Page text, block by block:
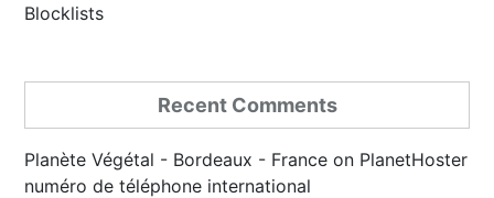
Blocklists
Recent Comments
Planète Végétal - Bordeaux - France on PlanetHoster
numéro de téléphone international